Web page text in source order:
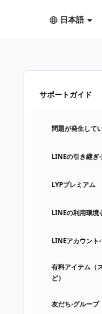
日本語
サポートガイド
問題が発生して
LINEの引き継ぎ
LYPプレミアム
LINEの利用環境
LINEアカウント
有料アイテム（
ど）
友だち⋅グループ